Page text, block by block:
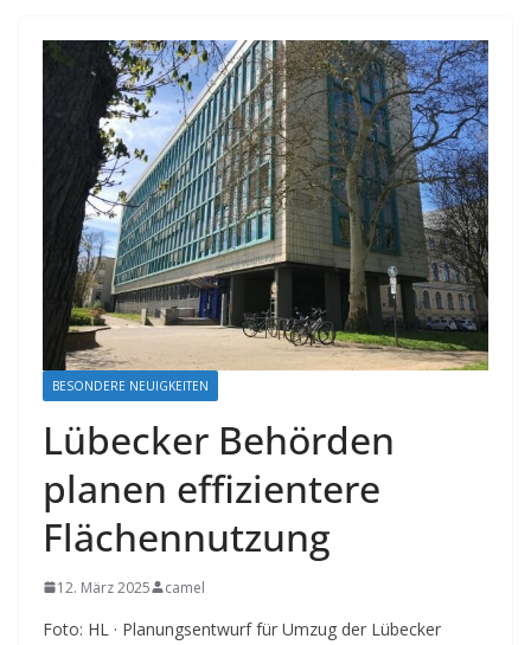
BESONDERE NEUIGKEITEN
Lübecker Behörden
planen effizientere
Flächennutzung
12. März 2025 camel
Foto: HL · Planungsentwurf für Umzug der Lübecker